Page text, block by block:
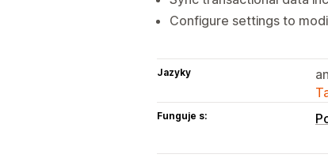
Configure settings to
Jazyky
Funguje s: